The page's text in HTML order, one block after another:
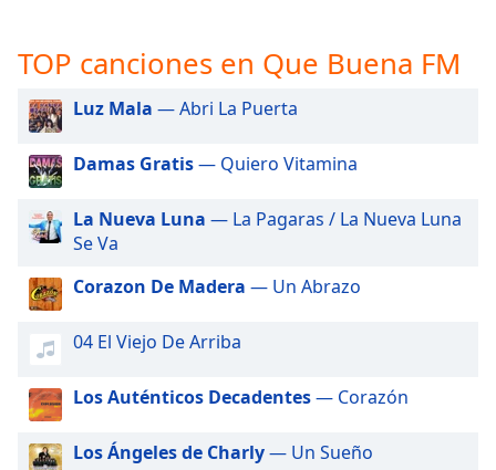
Track
in-
Picture
This
modal
dialog
window.
TOP canciones en Que Buena FM
Luz Mala — Abri La Puerta
Damas Gratis— Quiero Vitamina
La Nueva Luna — La Pagaras / La Nueva Luna
Se Va
Corazon De Madera — Un Abrazo
04 El Viejo De Arriba
Los Auténticos Decadentes— Corazón
Los Ángeles de Charly— Un Sueño